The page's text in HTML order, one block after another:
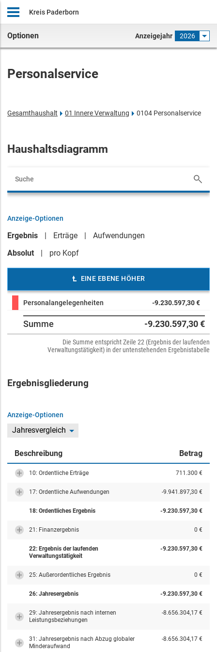
Kreis Paderborn
Optionen Anzeigejahr 2026
Personalservice
Gesamthaushalt 01 Innere Verwaltung 0104 Personalservice
Haushaltsdiagramm
Anzeige-Optionen
Ergebnis Erträge
Aufwendungen
Absolut
pro Kopf
EINE EBENE HÖHER
Personalangelegenheiten -9.230.597,30 €
Summe -9.230.597,30 €
Die Summe entspricht Zeile 22 (Ergebnis der laufenden
Verwaltungstätigkeit) in der untenstehenden Ergebnistabelle
Ergebnisgliederung
Anzeige-Optionen
Jahresvergleich
Beschreibung Betrag
10: Ordentliche Erträge 711.300 €
17: Ordentliche Aufwendungen -9.941.897,30 €
18: Ordentliches Ergebnis -9.230.597,30 €
21: Finanzergebnis 0 €
22: Ergebnis der laufenden
Verwaltungstätigkeit
-9.230.597,30 €
25: Außerordentliches Ergebnis 0 €
26: Jahresergebnis -9.230.597,30 €
29: Jahresergebnis nach internen
Leistungsbeziehungen
-8.656.304,17 €
31: Jahresergebnis nach Abzug globaler
Minderaufwand
-8.656.304,17 €